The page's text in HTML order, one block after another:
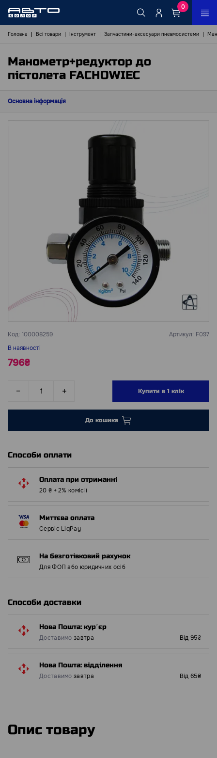
0
Головна Всі товари Інструмент Запчастини-аксесуари пневмосистеми
Манометр+редуктор до
пістолета FACHOWIEC
Основна інформація
Код: 100008259 Артикул: F097
В наявності
796₴
Купити в 1 клік
До кошика
Способи оплати
Оплата при отриманні
20 ₴ + 2% комісії
Миттєва оплата
Сервіс LiqPay
На безготівковий рахунок
Для ФОП або юридичних осіб
Способи доставки
Нова Пошта: курʼєр
Доставимо завтра Від 95₴
Нова Пошта: відділення
Доставимо завтра Від 65₴
Опис товару